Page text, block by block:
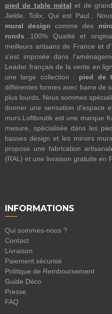
pied de table métal et de
Jielde, Tolix, Qui est Paul..
mural design comme des
ronds...100% Qualité et
meilleurs artisans de France et
s'est imposée dans
Leader français de la vente en
une large collection : pied de
différentes formes avec barre de
plus lourds. Nous sommes
donner une sensation d'espace
murs.Loftboutik est une marque
mesure, spécialisée dans les
basses design et les miroirs
propose une fabrication
(RAL) et une livraison gratuite en
INFORMATIONS
Qui sommes-nous ?
Contact
Livraison
Paiement sécurisé
Politique de Remboursement
Guide Déco
Presse
FAQ